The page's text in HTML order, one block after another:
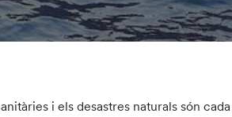
i els desastres naturals són